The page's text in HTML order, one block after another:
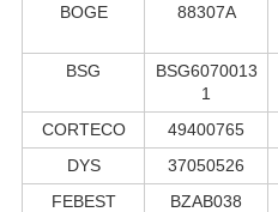
BOGE
88307A
BSG
BSG6070013
1
CORTECO 49400765
DYS
37050526
FEBEST
BZAB038